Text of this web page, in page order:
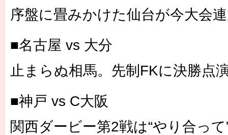
序盤に畳みかけた仙台が今大会
■名古屋 vs 大分
止まらぬ相馬。先制FKに決勝点
■神戸 vs C大阪
関西ダービー第2戦は“やり合っ